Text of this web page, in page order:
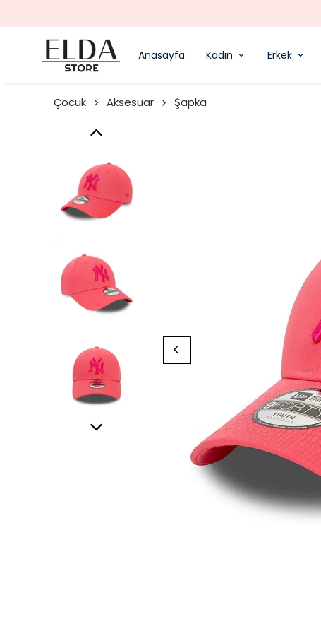
Anasayfa Kadın Erkek
Çocuk Aksesuar Şapka